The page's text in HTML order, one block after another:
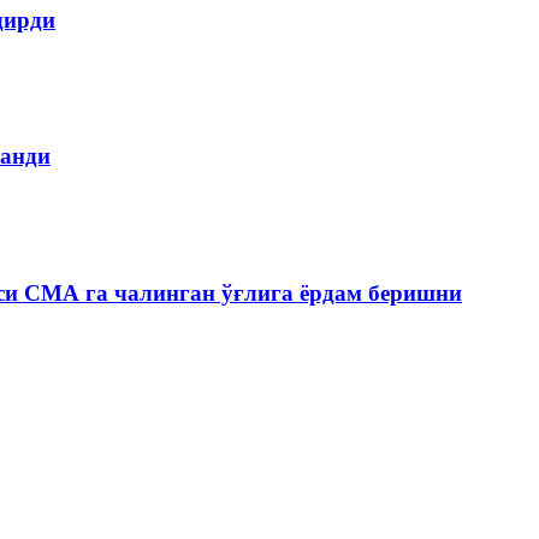
СМА га чалинган ўғлига ёрдам беришни